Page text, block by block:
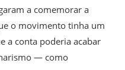
a comemorar a
o movimento tinha um
a conta poderia acabar
— como